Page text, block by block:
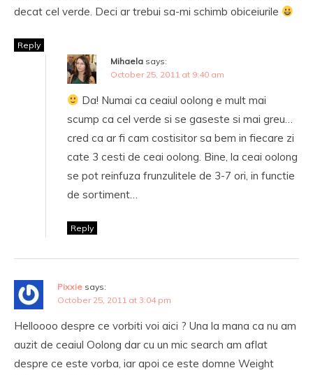
decat cel verde. Deci ar trebui sa-mi schimb obiceiurile
Reply
Mihaela says:
October 25, 2011 at 9:40 am
Da! Numai ca ceaiul oolong e mult mai
scump ca cel verde si se gaseste si mai greu…
cred ca ar fi cam costisitor sa bem in fiecare zi
cate 3 cesti de ceai oolong. Bine, la ceai oolong
se pot reinfuza frunzulitele de 3-7 ori, in functie
de sortiment…
Reply
Pixxie says:
October 25, 2011 at 3:04 pm
Helloooo despre ce vorbiti voi aici ? Una la mana ca nu am
auzit de ceaiul Oolong dar cu un mic search am aflat
despre ce este vorba, iar apoi ce este domne Weight